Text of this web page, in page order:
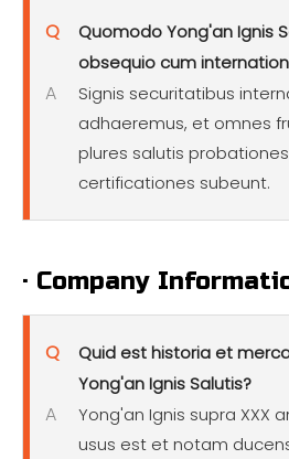
Q
Quomodo Yong'an Ignis
obsequio cum
A
Signis securitatibus
adhaeremus, et omnes
plures salutis
certificationes subeunt.
· Company
Q
Quid est historia et
Yong'an Ignis Salutis?
A
Yong'an Ignis supra XXX
usus est et notam